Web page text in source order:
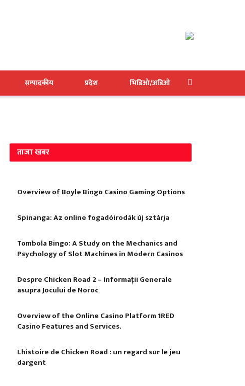
सम्पादकीय प्रदेश भिडिओ/अडिओ
ताजा खबर
Overview of Boyle Bingo Casino Gaming Options
Spinanga: Az online fogadóirodák új sztárja
Tombola Bingo: A Study on the Mechanics and
Psychology of Slot Machines in Modern Casinos
Despre Chicken Road 2 – Informații Generale
asupra Jocului de Noroc
Overview of the Online Casino Platform 1RED
Casino Features and Services.
Lhistoire de Chicken Road : un regard sur le jeu
dargent